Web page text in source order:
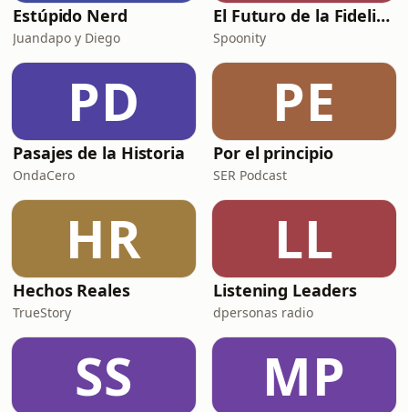
Estúpido Nerd
Juandapo y Diego
El Futuro de la Fidelización
Spoonity
PD
Pasajes de la Historia
OndaCero
PE
Por el principio
SER Podcast
HR
Hechos Reales
TrueStory
LL
Listening Leaders
dpersonas radio
SS MP